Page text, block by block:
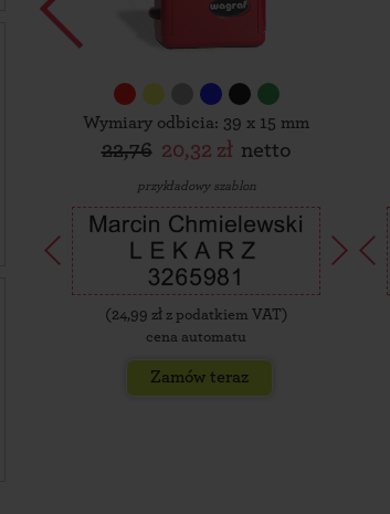
Wymiary odbicia: 39 x 15 mm
22,76 20,32 zł netto
przykładowy szablon
( 24,99 zł z podatkiem VAT)
cena automatu
Zamów teraz